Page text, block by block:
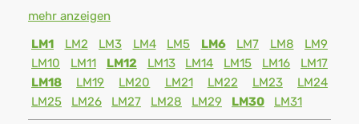
mehr anzeigen
LM1
LM2 LM3 LM4 LM5 LM6 LM7 LM8
LM9
LM10
LM11 LM12 LM13 LM14 LM15 LM16
LM17
LM18
LM19 LM20 LM21 LM22 LM23
LM24
LM25
LM26 LM27 LM28 LM29 LM30 LM31